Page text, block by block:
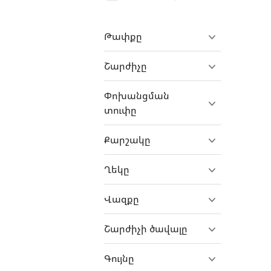
GMC
GWM
Haval
Hongqi
Huanghai Auto
Huawei
Hummer
iCar
IM Motors
Ineos
Iran Khodro
Isuzu
QX80
XVL
Թափքը
Շարժիչը
Փոխանցման
տուփը
Քարշակը
Ղեկը
Վազքը
Շարժիչի ծավալը
Գույնը